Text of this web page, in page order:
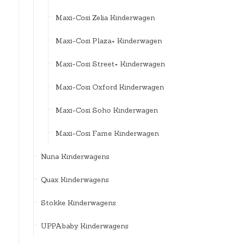
Maxi-Cosi Zelia Kinderwagen
Maxi-Cosi Plaza+ Kinderwagen
Maxi-Cosi Street+ Kinderwagen
Maxi-Cosi Oxford Kinderwagen
Maxi-Cosi Soho Kinderwagen
Maxi-Cosi Fame Kinderwagen
Nuna Kinderwagens
Quax Kinderwagens
Stokke Kinderwagens
UPPAbaby Kinderwagens